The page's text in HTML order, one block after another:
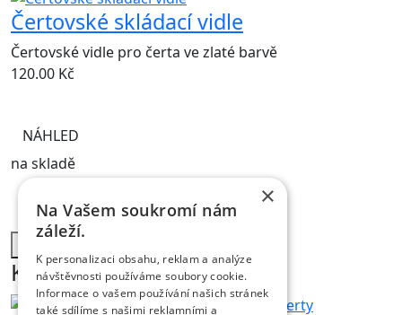
Čertovské skládací vidle
Čertovské vidle pro čerta ve zlaté barvě
120.00 Kč
NÁHLED
na skladě
2
Kontakt
×
Na Vašem soukromí nám
záleží.
K personalizaci obsahu, reklam a analýze
návštěvnosti používáme soubory cookie.
Informace o vašem používání našich stránek
také sdílíme s našimi reklamními a